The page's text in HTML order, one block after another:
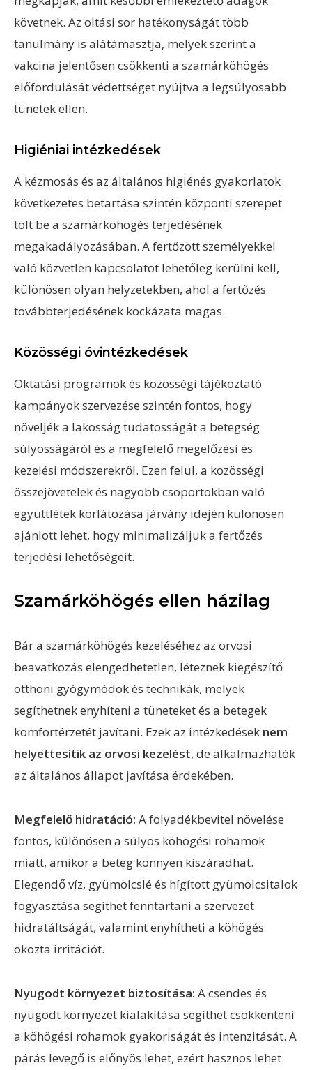
követnek. Az oltási sor hatékonyságát több
tanulmány is alátámasztja, melyek szerint a
vakcina jelentősen csökkenti a szamárköhögés
előfordulását védettséget nyújtva a legsúlyosabb
tünetek ellen.
Higiéniai intézkedések
A kézmosás és az általános higiénés gyakorlatok
következetes betartása szintén központi szerepet
tölt be a szamárköhögés terjedésének
megakadályozásában. A fertőzött személyekkel
való közvetlen kapcsolatot lehetőleg kerülni kell,
különösen olyan helyzetekben, ahol a fertőzés
továbbterjedésének kockázata magas.
Közösségi óvintézkedések
Oktatási programok és közösségi tájékoztató
kampányok szervezése szintén fontos, hogy
növeljék a lakosság tudatosságát a betegség
súlyosságáról és a megfelelő megelőzési és
kezelési módszerekről. Ezen felül, a közösségi
összejövetelek és nagyobb csoportokban való
együttlétek korlátozása járvány idején különösen
ajánlott lehet, hogy minimalizáljuk a fertőzés
terjedési lehetőségeit.
Szamárköhögés ellen házilag
Bár a szamárköhögés kezeléséhez az orvosi
beavatkozás elengedhetetlen, léteznek kiegészítő
otthoni gyógymódok és technikák, melyek
segíthetnek enyhíteni a tüneteket és a betegek
komfortérzetét javítani. Ezek az intézkedések nem
helyettesítik az orvosi kezelést, de alkalmazhatók
az általános állapot javítása érdekében.
Megfelelő hidratáció: A folyadékbevitel növelése
fontos, különösen a súlyos köhögési rohamok
miatt, amikor a beteg könnyen kiszáradhat.
Elegendő víz, gyümölcslé és hígított gyümölcsitalok
fogyasztása segíthet fenntartani a szervezet
hidratáltságát, valamint enyhítheti a köhögés
okozta irritációt.
Nyugodt környezet biztosítása: A csendes és
nyugodt környezet kialakítása segíthet csökkenteni
a köhögési rohamok gyakoriságát és intenzitását. A
párás levegő is előnyös lehet, ezért hasznos lehet